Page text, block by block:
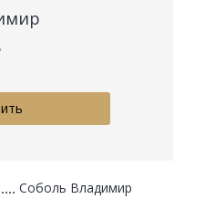
Соболь Владимир